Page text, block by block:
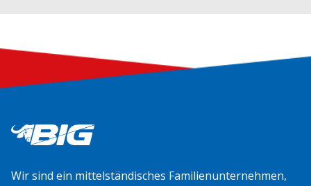
Wir sind ein mittelständisches Familienunternehmen,